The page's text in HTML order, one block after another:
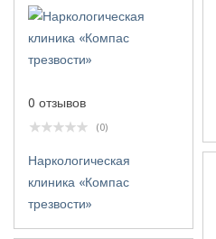
0 отзывов
(0)
Наркологическая
клиника «Компас
трезвости»